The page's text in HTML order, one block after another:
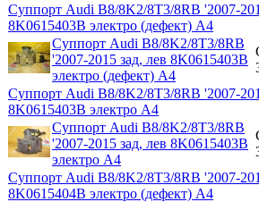
Суппорт Audi B8/8K2/8T3/8RB '2007-
8K0615403B электро (дефект) A4
Суппорт Audi B8/8K2/8T3/8RB
'2007-2015 зад, лев 8K0615403B
электро (дефект) A4
Суппорт Audi B8/8K2/8T3/8RB '2007-
8K0615403B электро A4
Суппорт Audi B8/8K2/8T3/8RB
'2007-2015 зад, лев 8K0615403B
электро A4
Суппорт Audi B8/8K2/8T3/8RB '2007-
8K0615404B электро (дефект) A4